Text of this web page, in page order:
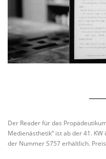
Der Reader für das
Medienästhetik“ ist ab der 41.
der Nummer S757 erhältlich.